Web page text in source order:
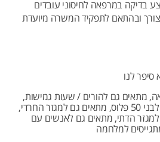
בדיקה במרפאה לחיסוני עובדים
ובהתאם לתפקיד המשרה מיועדת
לנו
מתאים גם להורים / שעות גמישות,
פלוס,
מתאים גם למגזר החרדי,
הדתי, מתאים גם לאנשים עם
למלחמה